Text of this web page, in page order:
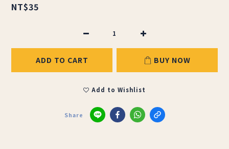
NT$35
ADD TO CART BUY NOW
Add to Wishlist
Share